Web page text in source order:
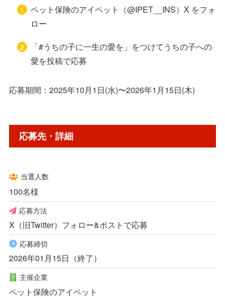
ペット保険のアイペット（@IPET__INS）X をフォ
ロー
「#うちの子に一生の愛を」をつけてうちの子への
愛を投稿で応募
応募期間：2025年10月1日(水)〜2026年1月15日(木)
応募先・詳細
当選人数
100名様
応募方法
X（旧Twitter）フォロー&ポストで応募
応募締切
2026年01月15日（終了）
主催企業
ペット保険のアイペット